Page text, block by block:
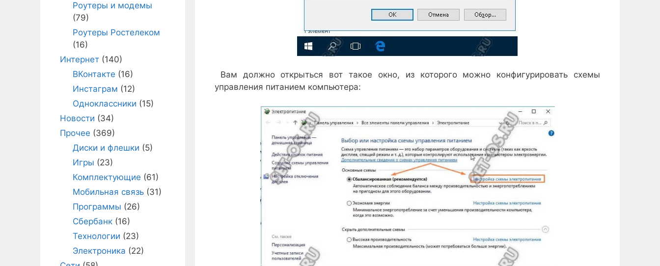
Вам должно открыться вот такое окно, из которого можно конфигурировать схемы
управления питанием компьютера:
Роутеры и модемы
(79)
Роутеры Ростелеком
(16)
Интернет (140)
ВКонтакте (16)
Инстаграм (12)
Одноклассники (15)
Новости (34)
Прочее (369)
Диски и флешки (5)
Игры (23)
Комплектующие (61)
Мобильная связь(31)
Программы (26)
Сбербанк(16)
Технологии (23)
Электроника (22)